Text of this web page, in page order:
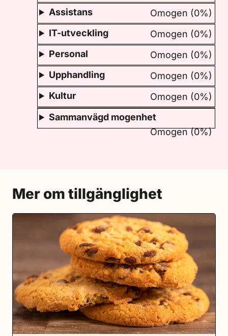
Assistans
Omogen (0%)
IT-utveckling
Omogen (0%)
Personal
Omogen (0%)
Upphandling
Omogen (0%)
Kultur
Omogen (0%)
Sammanvägd mogenhet
Omogen (0%)
Mer om tillgänglighet